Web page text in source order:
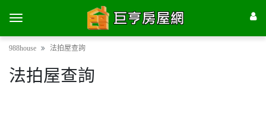
988house 法拍屋查詢
法拍屋查詢